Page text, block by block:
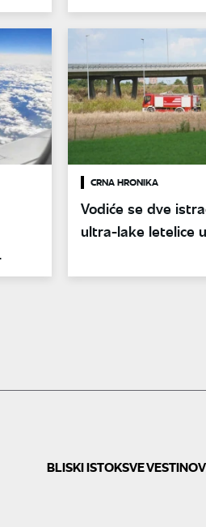
takse za putnike
CRNA HRONIKA
Vodiće se dve
ultra-lake letelice
BLISKI ISTOKSVE VESTI